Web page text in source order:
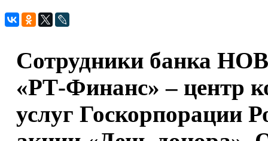
Сотрудники банка
«РТ-Финанс» – центр
услуг Госкорпорации